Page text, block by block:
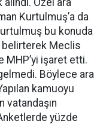
Kurtulmuş’a da
bu konuda
belirterek Meclis
MHP’yi işaret etti.
Böylece ara
kamuoyu
vatandaşın
yüzde